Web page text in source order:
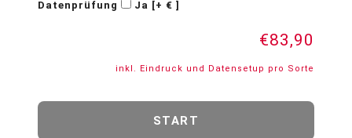
Datenprüfung Ja [+ € ]
€83,90
inkl. Eindruck und Datensetup pro Sorte